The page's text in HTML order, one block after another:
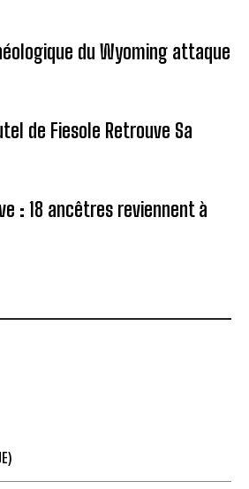
du Wyoming attaque
de Fiesole Retrouve Sa
: 18 ancêtres reviennent à